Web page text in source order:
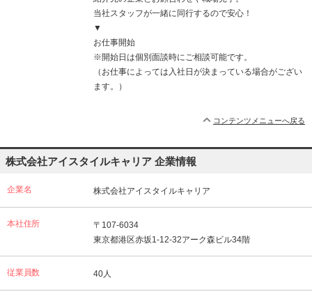
当社スタッフが一緒に同行するので安心！
▼
お仕事開始
※開始日は個別面談時にご相談可能です。
（お仕事によっては入社日が決まっている場合がござい
ます。）
コンテンツメニューへ戻る
株式会社アイスタイルキャリア 企業情報
企業名 株式会社アイスタイルキャリア
本社住所
〒107-6034
東京都港区赤坂1-12-32アーク森ビル34階
従業員数 40人